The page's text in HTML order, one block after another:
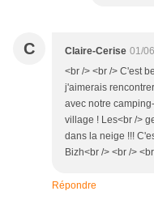
C Claire-Cerise 01/
<br /> <br /> C'est
j'aimerais
avec notre
village ! Les<br />
dans la neige !!!
Bizh<br /> <br />
Répondre